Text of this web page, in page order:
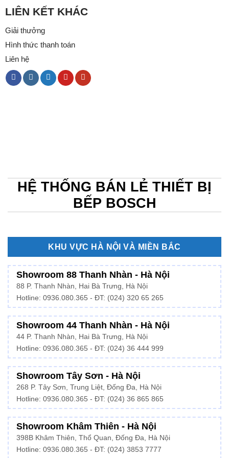
LIÊN KẾT KHÁC
Giải thưởng
Hình thức thanh toán
Liên hệ
HỆ THỐNG BÁN LẺ THIẾT BỊ
BẾP BOSCH
KHU VỰC HÀ NỘI VÀ MIỀN BẮC
Showroom 88 Thanh Nhàn - Hà Nội
88 P. Thanh Nhàn, Hai Bà Trưng, Hà Nội
Hotline: 0936.080.365 - ĐT: (024) 320 65 265
Showroom 44 Thanh Nhàn - Hà Nội
44 P. Thanh Nhàn, Hai Bà Trưng, Hà Nội
Hotline: 0936.080.365 - ĐT: (024) 36 444 999
Showroom Tây Sơn - Hà Nội
268 P. Tây Sơn, Trung Liệt, Đống Đa, Hà Nội
Hotline: 0936.080.365 - ĐT: (024) 36 865 865
Showroom Khâm Thiên - Hà Nội
398B Khâm Thiên, Thổ Quan, Đống Đa, Hà Nội
Hotline: 0936.080.365 - ĐT: (024) 3853 7777